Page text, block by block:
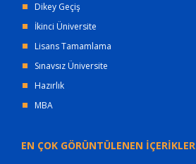
Dikey Geçiş
İkinci Üniversite
Lisans Tamamlama
Sınavsız Üniversite
Hazırlık
MBA
EN ÇOK GÖRÜNTÜLENEN İÇERİKLER